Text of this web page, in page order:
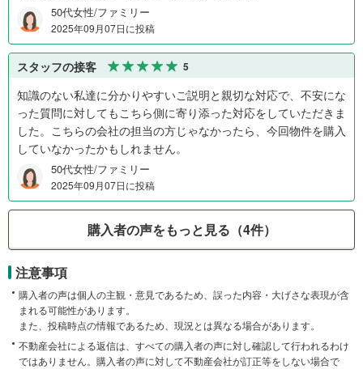
50代女性/ファミリー
2025年09月07日に投稿
スタッフの接客 5
知識のない私達に分かりやすいご説明と親切な対応で、不安にな
った質問に対してもこちら側に寄り添った対応をしていただきま
した。こちらの会社の担当の方じゃなかったら、今回物件を購入
していなかったかもしれません。
50代女性/ファミリー
2025年09月07日に投稿
購入者の声をもっと見る（4件）
注意事項
購入者の声は個人の主観・意見であるため、誤った内容・大げさな表現が含
まれる可能性があります。
また、投稿時点の情報であるため、現況とは異なる場合があります。
不動産会社による返信は、すべての購入者の声に対し確認して行われるわけ
ではありません。購入者の声に対して不動産会社が訂正等をしない場合で